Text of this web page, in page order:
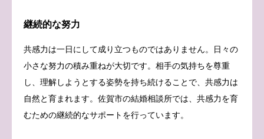
継続的な努力
共感力は一日にして成り立つものではありません。日々の
小さな努力の積み重ねが大切です。相手の気持ちを尊重
し、理解しようとする姿勢を持ち続けることで、共感力は
自然と育まれます。佐賀市の結婚相談所では、共感力を育
むための継続的なサポートを行っています。